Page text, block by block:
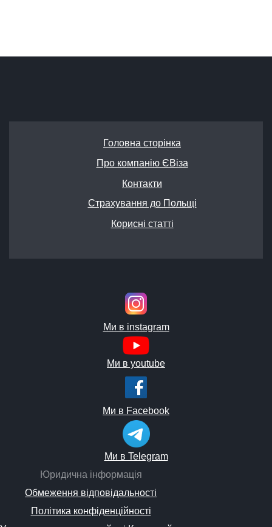
Головна сторінка
Про компанію ЄВіза
Контакти
Страхування до Польщі
Корисні статті
Ми в instagram
Ми в youtube
Ми в Facebook
Ми в Telegram
Юридична інформація
Обмеження відповідальності
Політика конфіденційності